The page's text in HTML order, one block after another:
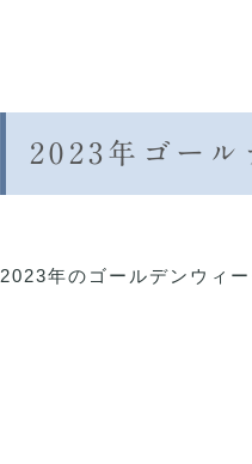
2023年ゴール
2023年のゴールデンウィ